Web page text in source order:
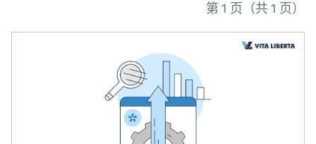
第 1 页（共 1 页）